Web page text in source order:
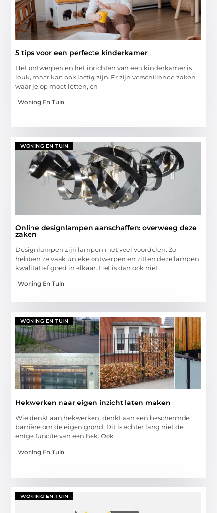
5 tips voor een perfecte kinderkamer
Het ontwerpen en het inrichten van een kinderkamer is
leuk, maar kan ook lastig zijn. Er zijn verschillende zaken
waar je op moet letten, en
Woning En Tuin
WONING EN TUIN
Online designlampen aanschaffen: overweeg deze
zaken
Designlampen zijn lampen met veel voordelen. Zo
hebben ze vaak unieke ontwerpen en zitten deze lampen
kwalitatief goed in elkaar. Het is dan ook niet
Woning En Tuin
WONING EN TUIN
Hekwerken naar eigen inzicht laten maken
Wie denkt aan hekwerken, denkt aan een beschermde
barrière om de eigen grond. Dit is echter lang niet de
enige functie van een hek. Ook
Woning En Tuin
WONING EN TUIN